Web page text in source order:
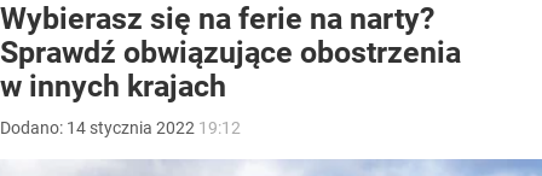
Wybierasz się na ferie na narty?
Sprawdź obwiązujące obostrzenia
w innych krajach
Dodano: 14 stycznia 2022 19:12